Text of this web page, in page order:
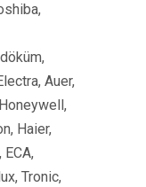
Auer,
Haier,
Tronic,